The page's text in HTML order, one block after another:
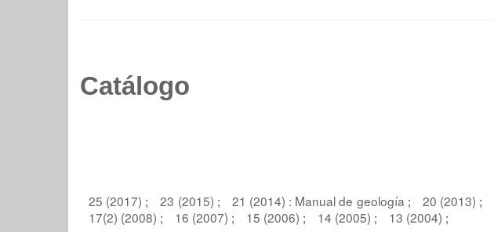
Catálogo
25 (2017) ; 23 (2015) ; 21 (2014) : Manual de geología ; 20 (2013) ;
17(2) (2008) ; 16 (2007) ; 15 (2006) ; 14 (2005) ; 13 (2004) ;